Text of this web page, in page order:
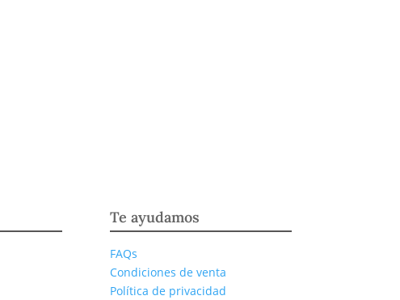
Te ayudamos
FAQs
Condiciones de venta
Política de privacidad